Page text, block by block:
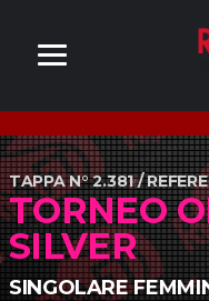
TAPPA N° 2.381 /
TORNEO
SILVER
SINGOLARE